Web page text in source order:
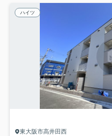
ハイツ
東大阪市高井田西